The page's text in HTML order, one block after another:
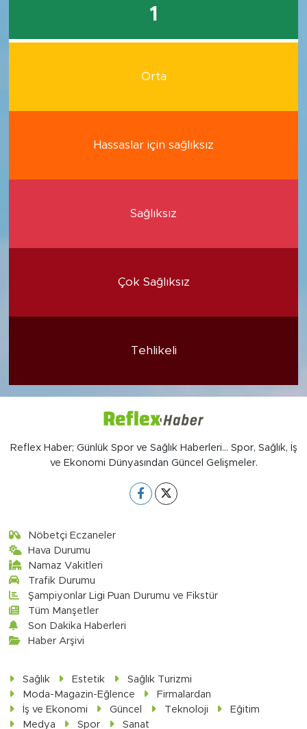
1
Orta
Hassaslar için sağlıksız
Sağlıksız
Çok Sağlıksız
Tehlikeli
Reflex Haber; Günlük Spor ve Sağlık Haberleri... Spor, Sağlık, İş
ve Ekonomi Dünyasından Güncel Gelişmeler.
Nöbetçi Eczaneler
Hava Durumu
Namaz Vakitleri
Trafik Durumu
Şampiyonlar Ligi Puan Durumu ve Fikstür
Tüm Manşetler
Son Dakika Haberleri
Haber Arşivi
Sağlık Estetik
Sağlık Turizmi
Moda-Magazin-Eğlence
Firmalardan
İş ve Ekonomi
Güncel Teknoloji
Eğitim
Medya
Spor Sanat